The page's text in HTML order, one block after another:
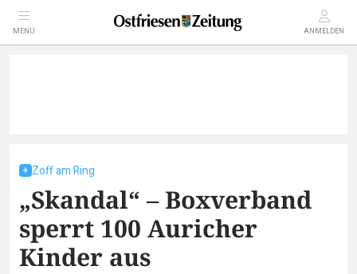
MENÜ ANMELDEN
Zoff am Ring
„Skandal“ – Boxverband
sperrt 100 Auricher
Kinder aus